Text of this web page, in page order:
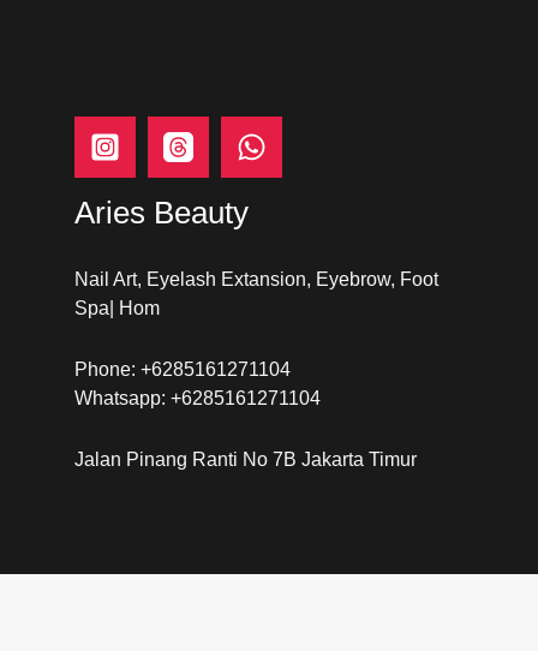
Aries Beauty
Nail Art, Eyelash Extansion, Eyebrow, Foot
Spa| Hom
Phone: +6285161271104
Whatsapp: +6285161271104
Jalan Pinang Ranti No 7B Jakarta Timur